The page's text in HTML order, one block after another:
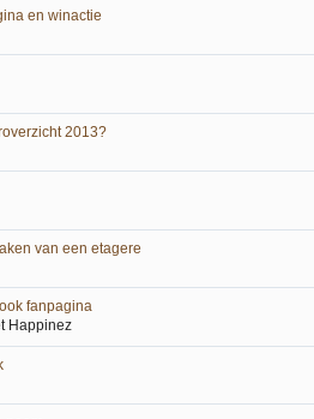
en winactie
2013?
van een etagere
fanpagina
Happinez